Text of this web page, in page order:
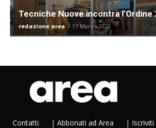
Tecniche Nuove incontra l’Ordine
redazione area - 17 Marzo 2026
Contatti | Abbonati ad Area |